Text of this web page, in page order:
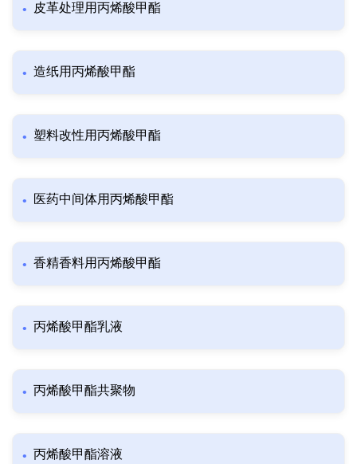
皮革处理用丙烯酸甲酯
造纸用丙烯酸甲酯
塑料改性用丙烯酸甲酯
医药中间体用丙烯酸甲酯
香精香料用丙烯酸甲酯
丙烯酸甲酯乳液
丙烯酸甲酯共聚物
丙烯酸甲酯溶液